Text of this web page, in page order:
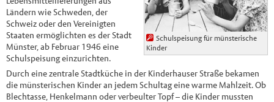
Schulspeisung für münsterische
Kinder
Ländern wie Schweden, der
Schweiz oder den Vereinigten
Staaten ermöglichten es der Stadt
Münster, ab Februar 1946 eine
Schulspeisung einzurichten.
Durch eine zentrale Stadtküche in der Kinderhauser Straße bekamen
die münsterischen Kinder an jedem Schultag eine warme Mahlzeit. Ob
Blechtasse, Henkelmann oder verbeulter Topf ­– die Kinder mussten